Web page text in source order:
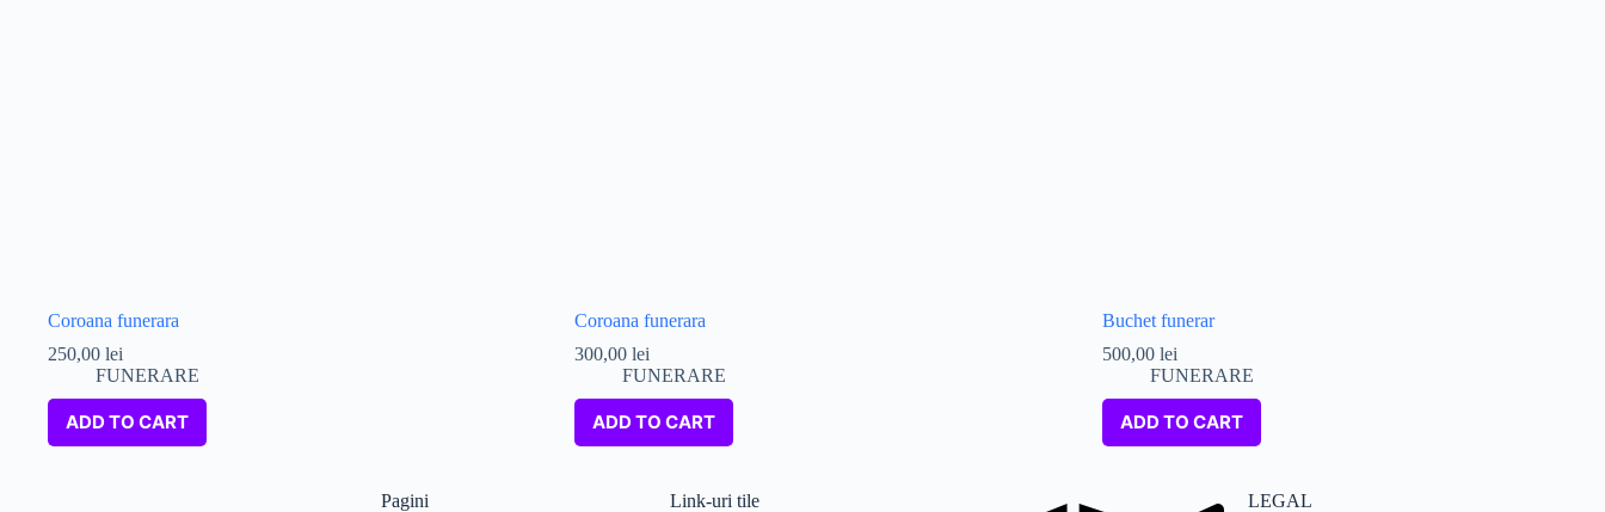
Coroana funerara
250,00 lei
FUNERARE
ADD TO CART
Coroana funerara
300,00lei
FUNERARE
ADD TO CART
Buchet funerar
500,00 lei
FUNERARE
ADD TO CART
Pagini Link-uri tile LEGAL